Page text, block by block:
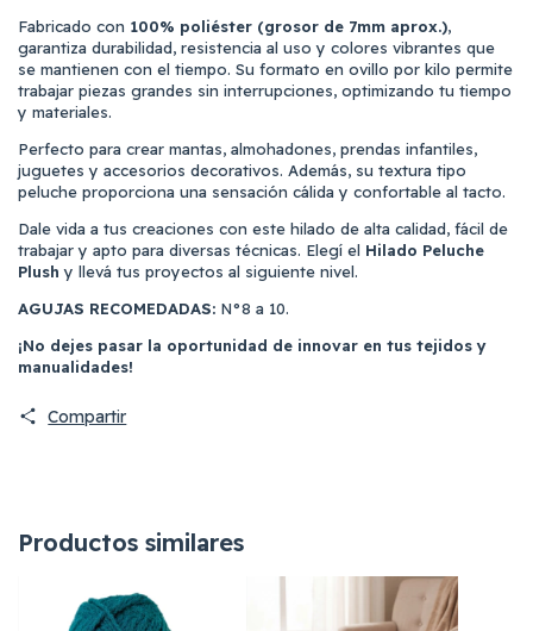
Fabricado con 100% poliéster (grosor de 7mm aprox.),
garantiza durabilidad, resistencia al uso y colores vibrantes que
se mantienen con el tiempo. Su formato en ovillo por kilo permite
trabajar piezas grandes sin interrupciones, optimizando tu tiempo
y materiales.
Perfecto para crear mantas, almohadones, prendas infantiles,
juguetes y accesorios decorativos. Además, su textura tipo
peluche proporciona una sensación cálida y confortable al tacto.
Dale vida a tus creaciones con este hilado de alta calidad, fácil de
trabajar y apto para diversas técnicas. Elegí el Hilado Peluche
Plush y llevá tus proyectos al siguiente nivel.
AGUJAS RECOMEDADAS: N°8 a 10.
¡No dejes pasar la oportunidad de innovar en tus tejidos y
manualidades!
Compartir
Productos similares